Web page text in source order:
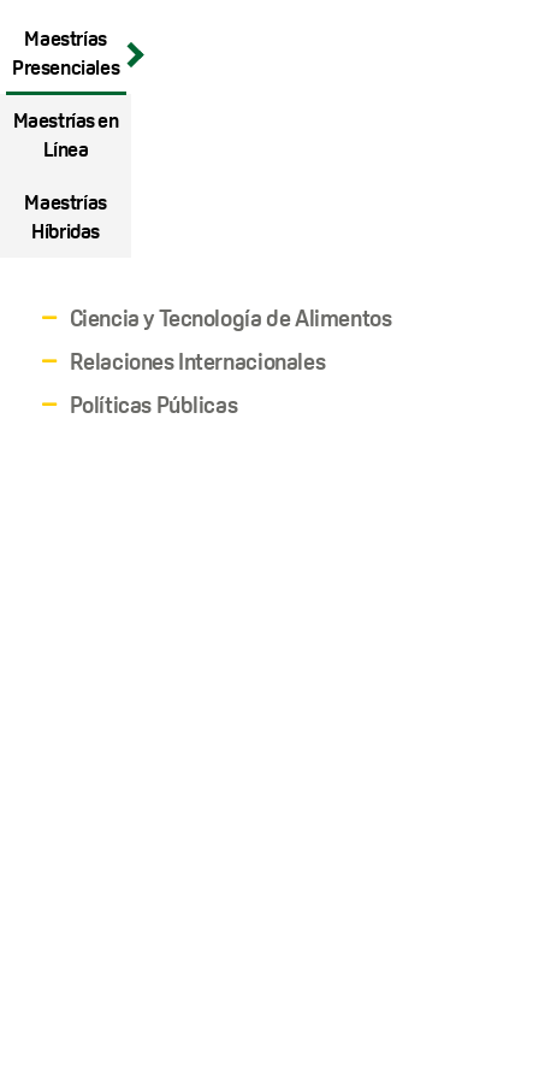
Maestrías
Presenciales
Maestrías en
Línea
Maestrías
Híbridas
Ciencia y Tecnología de Alimentos
Relaciones Internacionales
Políticas Públicas